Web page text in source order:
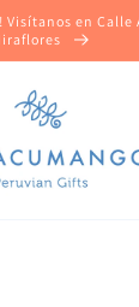
Visítanos en Calle